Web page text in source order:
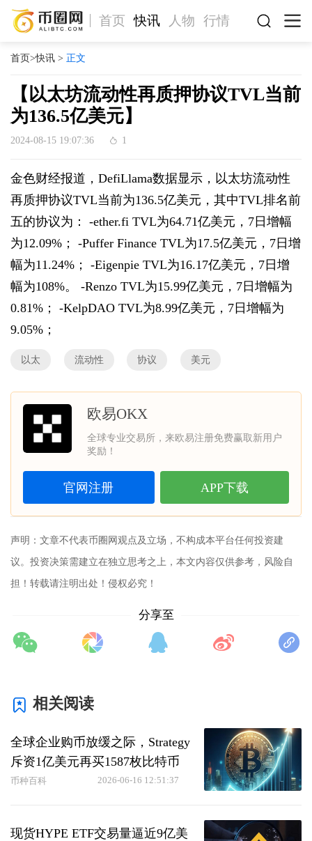
首页 快讯 人物 行情
首页>快讯> 正文
【以太坊流动性再质押协议TVL当前
为136.5亿美元】
2024-08-15 19:07:36 1
金色财经报道，DefiLlama数据显示，以太坊流动性
再质押协议TVL当前为136.5亿美元，其中TVL排名前
五的协议为： -ether.fi TVL为64.71亿美元，7日增幅
为12.09%； -Puffer Finance TVL为17.5亿美元，7日增
幅为11.24%； -Eigenpie TVL为16.17亿美元，7日增
幅为108%。 -Renzo TVL为15.99亿美元，7日增幅为
0.81%； -KelpDAO TVL为8.99亿美元，7日增幅为
9.05%；
以太 流动性 协议 美元
欧易OKX
全球专业交易所，来欧易注册免费赢取新用户
奖励！
官网注册 APP下载
声明：文章不代表币圈网观点及立场，不构成本平台任何投资建
议。投资决策需建立在独立思考之上，本文内容仅供参考，风险自
担！转载请注明出处！侵权必究！
分享至
相关阅读
全球企业购币放缓之际，Strategy
斥资1亿美元再买1587枚比特币
币种百科 2026-06-16 12:51:37
现货HYPE ETF交易量逼近9亿美